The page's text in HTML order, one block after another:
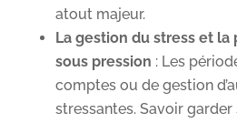
atout majeur.
La gestion du stress et la
sous pression : Les
comptes ou de gestion
stressantes. Savoir